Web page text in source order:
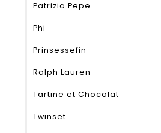
Patrizia Pepe
Phi
Prinsessefin
Ralph Lauren
Tartine et Chocolat
Twinset